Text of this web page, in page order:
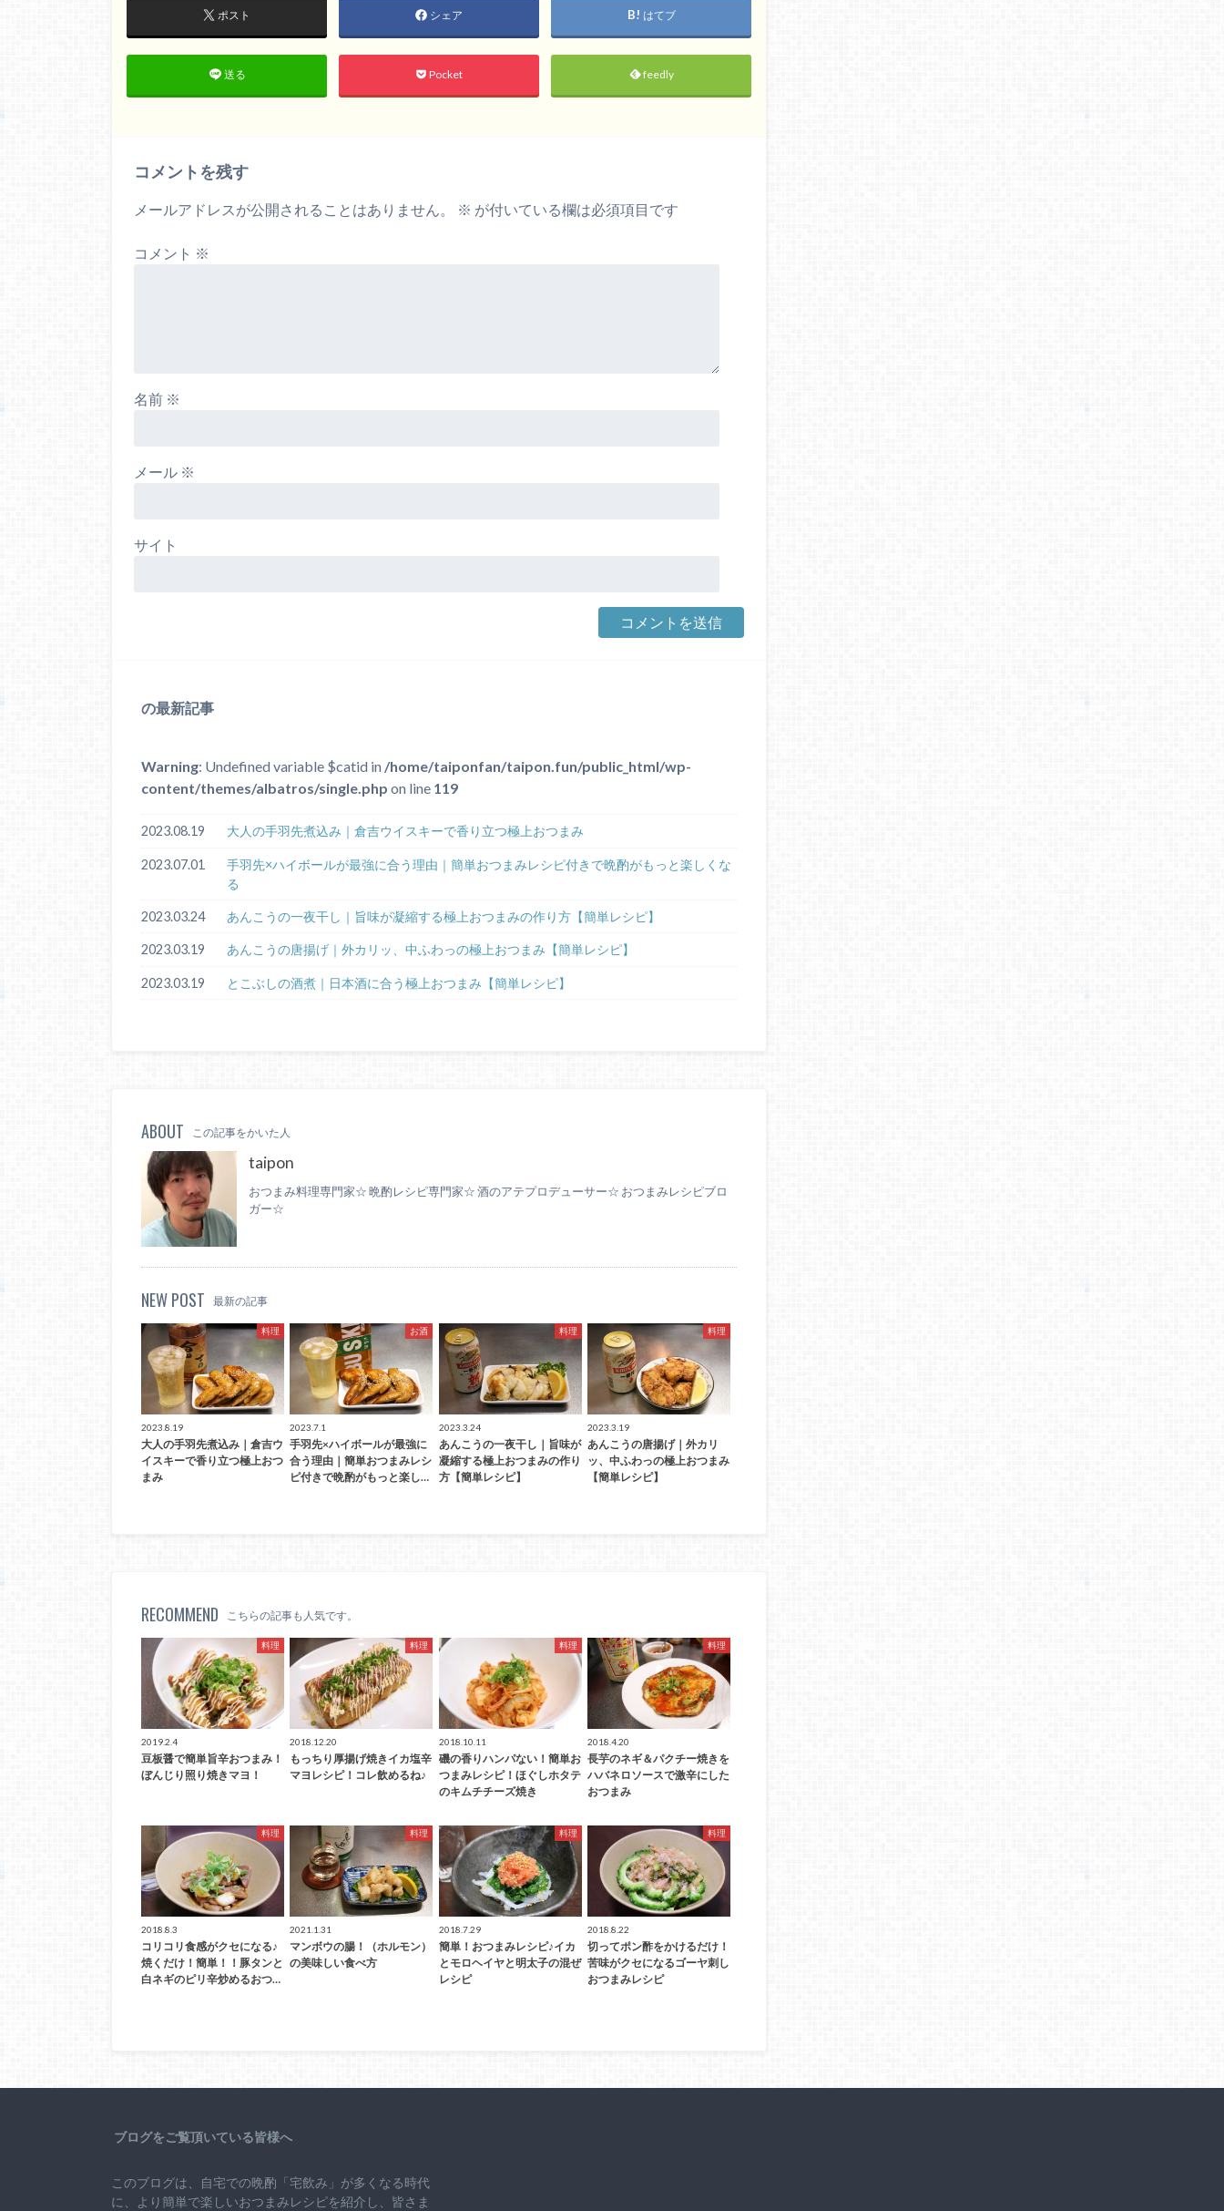
ポスト シェア はてブ
送る Pocket feedly
コメントを残す
メールアドレスが公開されることはありません。 ※ が付いている欄は必須項目です
コメント ※
名前 ※
メール ※
サイト
の最新記事
Warning: Undefined variable $catid in /home/taiponfan/taipon.fun/public_html/wp-
content/themes/albatros/single.php on line 119
2023.08.19 大人の手羽先煮込み｜倉吉ウイスキーで香り立つ極上おつまみ
2023.07.01
手羽先×ハイボールが最強に合う理由｜簡単おつまみレシピ付きで晩酌がもっと楽しくな
る
2023.03.24 あんこうの一夜干し｜旨味が凝縮する極上おつまみの作り方【簡単レシピ】
2023.03.19 あんこうの唐揚げ｜外カリッ、中ふわっの極上おつまみ【簡単レシピ】
2023.03.19 とこぶしの酒煮｜日本酒に合う極上おつまみ【簡単レシピ】
ABOUT この記事をかいた人
taipon
おつまみ料理専門家☆ 晩酌レシピ専門家☆ 酒のアテプロデューサー☆ おつまみレシピブロ
ガー☆
NEW POST 最新の記事
料理
2023.8.19
大人の手羽先煮込み｜倉吉ウ
イスキーで香り立つ極上おつ
まみ
お酒
2023.7.1
手羽先×ハイボールが最強に
合う理由｜簡単おつまみレシ
ピ付きで晩酌がもっと楽し…
料理
2023.3.24
あんこうの一夜干し｜旨味が
凝縮する極上おつまみの作り
方【簡単レシピ】
料理
2023.3.19
あんこうの唐揚げ｜外カリ
ッ、中ふわっの極上おつまみ
【簡単レシピ】
RECOMMEND こちらの記事も人気です。
料理
2019.2.4
豆板醤で簡単旨辛おつまみ！
ぼんじり照り焼きマヨ！
料理
2018.12.20
もっちり厚揚げ焼きイカ塩辛
マヨレシピ！コレ飲めるね♪
料理
2018.10.11
磯の香りハンパない！簡単お
つまみレシピ！ほぐしホタテ
のキムチチーズ焼き
料理
2018.4.20
長芋のネギ＆パクチー焼きを
ハバネロソースで激辛にした
おつまみ
料理
2018.8.3
コリコリ食感がクセになる♪
焼くだけ！簡単！！豚タンと
白ネギのピリ辛炒めるおつ…
料理
2021.1.31
マンボウの腸！（ホルモン）
の美味しい食べ方
料理
2018.7.29
簡単！おつまみレシピ♪イカ
とモロヘイヤと明太子の混ぜ
レシピ
料理
2018.8.22
切ってポン酢をかけるだけ！
苦味がクセになるゴーヤ刺し
おつまみレシピ
ブログをご覧頂いている皆様へ
このブログは、自宅での晩酌「宅飲み」が多くなる時代
に、より簡単で楽しいおつまみレシピを紹介し、皆さま